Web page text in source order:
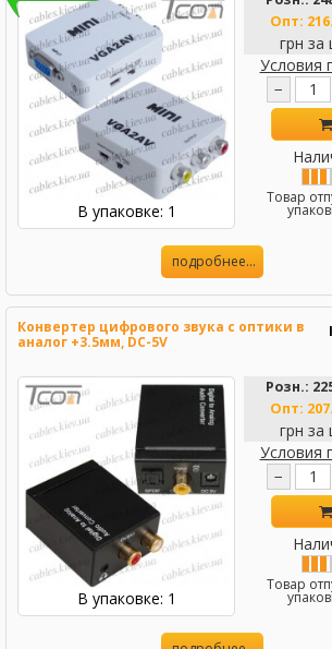
В упаковке: 1
Опт:
грн за
Условия
−
Товар
подробнее...
Конвертер цифрового звука с оптики в
аналог +3.5мм, DC-5V
В упаковке: 1
Розн.:
Опт:
грн за
Условия
−
Товар